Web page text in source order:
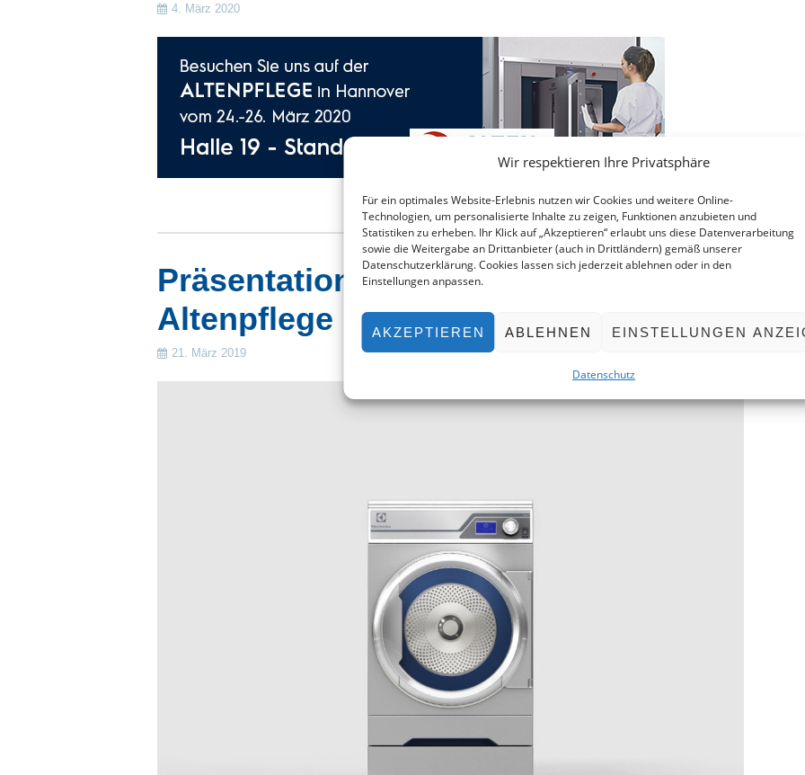
Wir respektieren Ihre Privatsphäre
Für ein optimales Website-Erlebnis nutzen wir Cookies und weitere Online-
Technologien, um personalisierte Inhalte zu zeigen, Funktionen anzubieten und
Statistiken zu erheben. Ihr Klick auf „Akzeptieren“ erlaubt uns diese Datenverarbeitung
sowie die Weitergabe an Drittanbieter (auch in Drittländern) gemäß unserer
Datenschutzerklärung. Cookies lassen sich jederzeit ablehnen oder in den
Einstellungen anpassen.
AKZEPTIEREN ABLEHNEN EINSTELLUNGEN
Datenschutz
4. März 2020
Präsentation Line 6000 auf
Altenpflege in Nürnberg
21. März 2019